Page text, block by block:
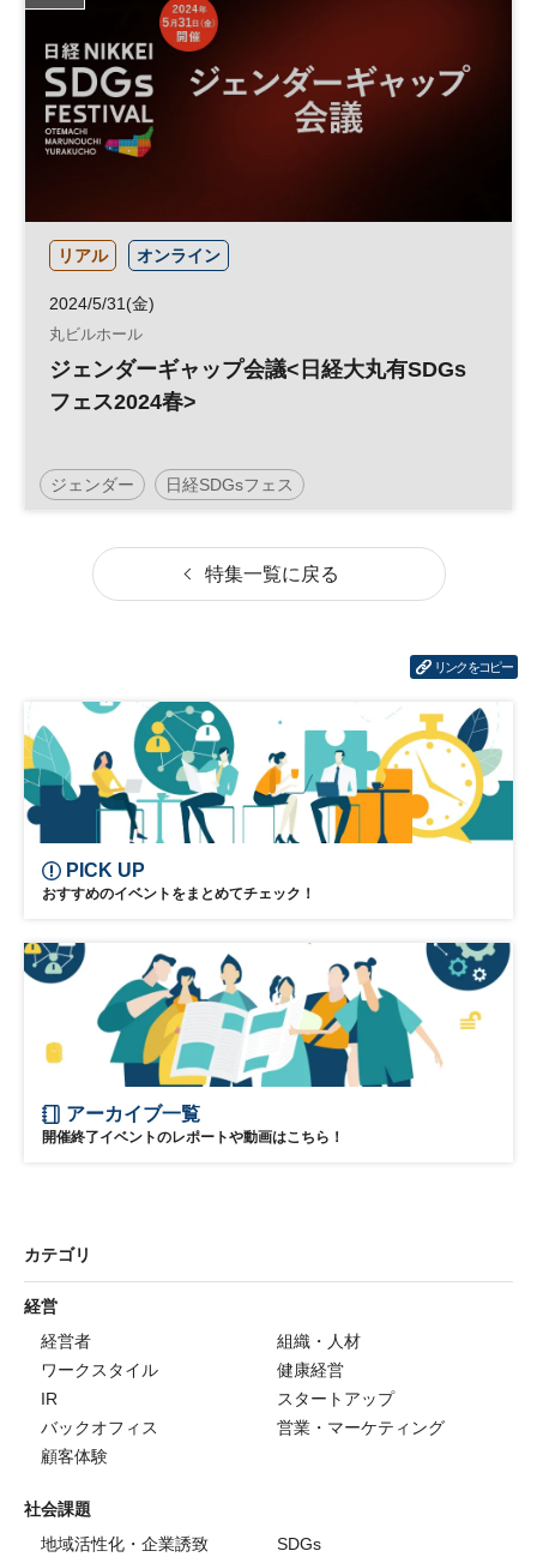
リアル オンライン
2024/5/31(金)
丸ビルホール
ジェンダーギャップ会議<日経大丸有SDGs
フェス2024春>
ジェンダー 日経SDGsフェス
特集一覧に戻る
リンクをコピー
PICK UP
おすすめのイベントをまとめてチェック！
アーカイブ一覧
開催終了イベントのレポートや動画はこちら！
カテゴリ
経営
経営者
組織・人材
ワークスタイル
健康経営
IR
スタートアップ
バックオフィス
営業・マーケティング
顧客体験
社会課題
地域活性化・企業誘致
SDGs